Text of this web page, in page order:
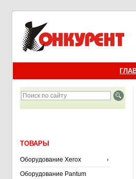
ТОВАРЫ
Оборудование Xerox
Оборудование Pantum